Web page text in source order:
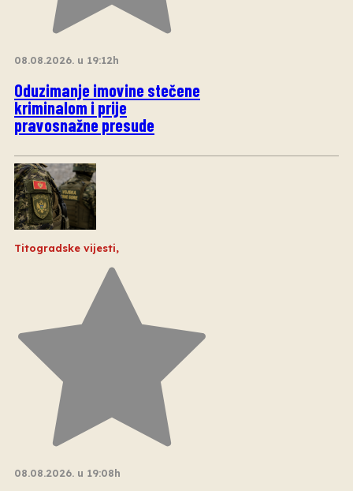
08.08.2026. u 19:12h
Oduzimanje imovine stečene
kriminalom i prije
pravosnažne presude
Titogradske vijesti,
08.08.2026. u 19:08h